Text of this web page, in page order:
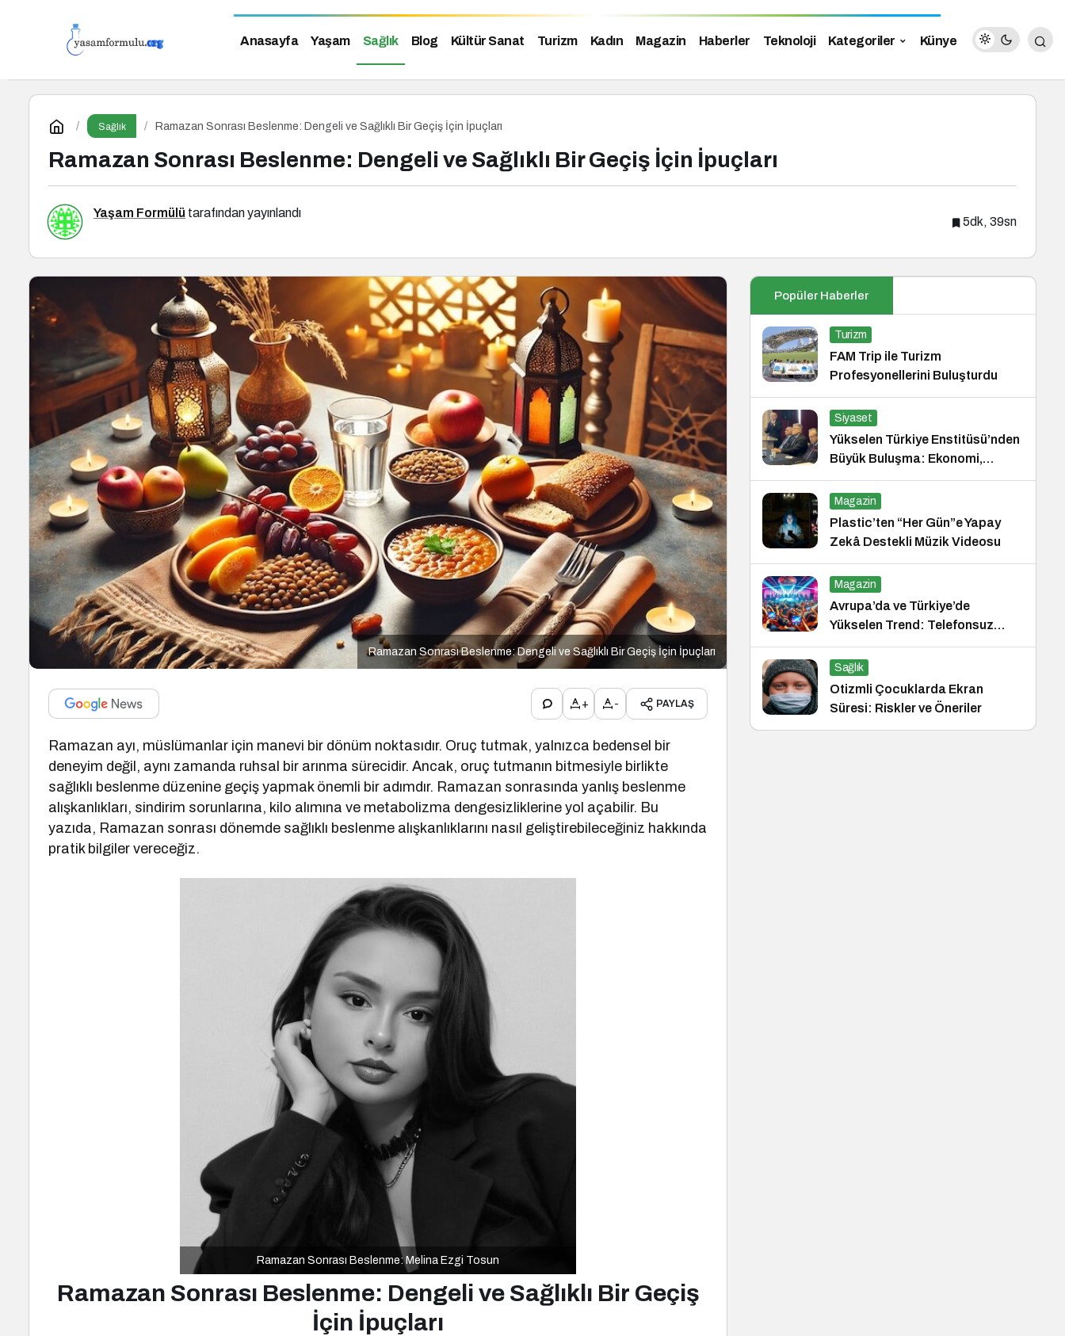
Anasayfa Yaşam Sağlık Blog Kültür Sanat Turizm Kadın Magazin Haberler Teknoloji Kategoriler Künye
Sağlık Ramazan Sonrası Beslenme: Dengeli ve Sağlıklı Bir Geçiş İçin İpuçları
Ramazan Sonrası Beslenme: Dengeli ve Sağlıklı Bir Geçiş İçin İpuçları
Yaşam Formülü tarafından yayınlandı
5dk, 39sn
Ramazan Sonrası Beslenme: Dengeli ve Sağlıklı Bir Geçiş İçin İpuçları
+ - PAYLAŞ
Ramazan ayı, müslümanlar için manevi bir dönüm noktasıdır. Oruç tutmak, yalnızca bedensel bir
deneyim değil, aynı zamanda ruhsal bir arınma sürecidir. Ancak, oruç tutmanın bitmesiyle birlikte
sağlıklı beslenme düzenine geçiş yapmak önemli bir adımdır. Ramazan sonrasında yanlış beslenme
alışkanlıkları, sindirim sorunlarına, kilo alımına ve metabolizma dengesizliklerine yol açabilir. Bu
yazıda, Ramazan sonrası dönemde sağlıklı beslenme alışkanlıklarını nasıl geliştirebileceğiniz hakkında
pratik bilgiler vereceğiz.
Ramazan Sonrası Beslenme: Melina Ezgi Tosun
Ramazan Sonrası Beslenme: Dengeli ve Sağlıklı Bir Geçiş
İçin İpuçları
Popüler Haberler
Turizm
FAM Trip ile Turizm
Profesyonellerini Buluşturdu
Siyaset
Yükselen Türkiye Enstitüsü’nden
Büyük Buluşma: Ekonomi,
Güvenlik Politikaları ve Hukuk
Konferansı
Magazin
Plastic’ten “Her Gün”e Yapay
Zekâ Destekli Müzik Videosu
Magazin
Avrupa’da ve Türkiye’de
Yükselen Trend: Telefonsuz
Gece Kulüpleri
Sağlık
Otizmli Çocuklarda Ekran
Süresi: Riskler ve Öneriler